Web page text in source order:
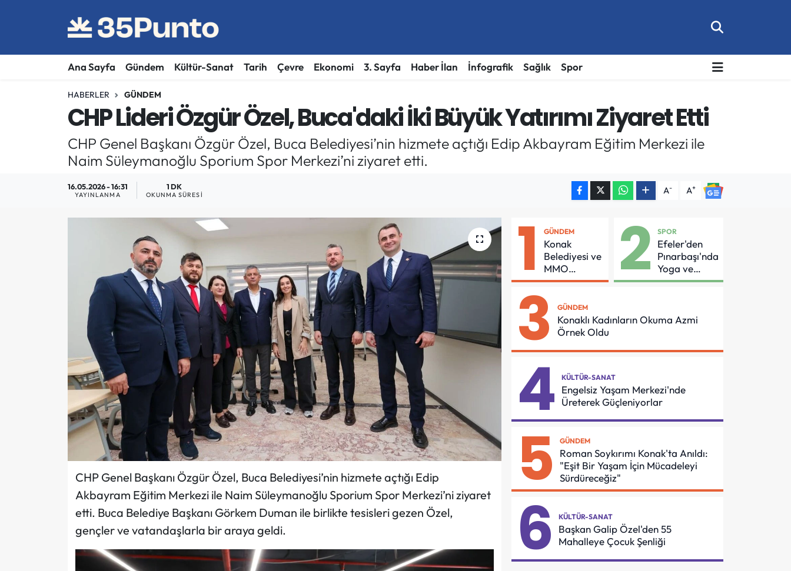
Ana Sayfa Gündem Kültür-Sanat Tarih Çevre Ekonomi 3. Sayfa Haber İlan İnfografik Sağlık Spor
HABERLER GÜNDEM
CHP Lideri Özgür Özel, Buca'daki İki Büyük Yatırımı Ziyaret Etti
CHP Genel Başkanı Özgür Özel, Buca Belediyesi’nin hizmete açtığı Edip Akbayram Eğitim Merkezi ile
Naim Süleymanoğlu Sporium Spor Merkezi’ni ziyaret etti.
16.05.2026 - 16:31
YAYINLANMA
1 DK
OKUNMA SÜRESI A- A+
CHP Genel Başkanı Özgür Özel, Buca Belediyesi’nin hizmete açtığı Edip
Akbayram Eğitim Merkezi ile Naim Süleymanoğlu Sporium Spor Merkezi’ni ziyaret
etti. Buca Belediye Başkanı Görkem Duman ile birlikte tesisleri gezen Özel,
gençler ve vatandaşlarla bir araya geldi.
1 GÜNDEM
Konak
Belediyesi ve
MMO
Arasında
Güvenliği İçin
Önemli
Protokol
2 SPOR
Efeler'den
Pınarbaşı'nda
Yoga ve
Pilates
3 GÜNDEM
Konaklı Kadınların Okuma Azmi
Örnek Oldu
4 KÜLTÜR-SANAT
Engelsiz Yaşam Merkezi'nde
Üreterek Güçleniyorlar
5 GÜNDEM
Roman Soykırımı Konak'ta Anıldı:
"Eşit Bir Yaşam İçin Mücadeleyi
Sürdüreceğiz"
6 KÜLTÜR-SANAT
Başkan Galip Özel'den 55
Mahalleye Çocuk Şenliği